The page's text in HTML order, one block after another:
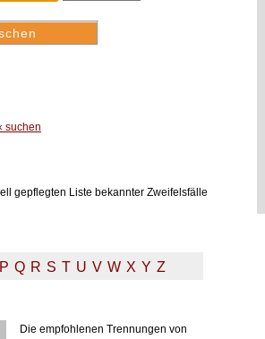
suchen
gepflegten Liste bekannter Zweifelsfälle
P Q R S T U V W X Y Z
Die empfohlenen Trennungen von